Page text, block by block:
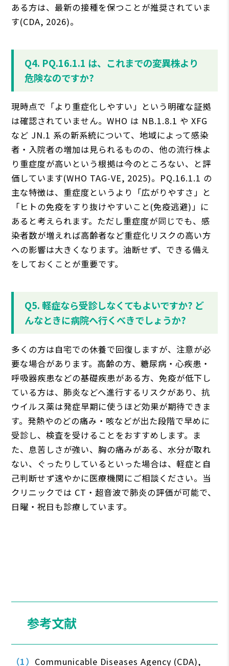
ある方は、最新の接種を保つことが推奨されていま
す(CDA, 2026)。
Q4. PQ.16.1.1 は、これまでの変異株より
危険なのですか?
現時点で「より重症化しやすい」という明確な証拠
は確認されていません。WHO は NB.1.8.1 や XFG
など JN.1 系の新系統について、地域によって感染
者・入院者の増加は見られるものの、他の流行株よ
り重症度が高いという根拠は今のところない、と評
価しています(WHO TAG-VE, 2025)。PQ.16.1.1 の
主な特徴は、重症度というより「広がりやすさ」と
「ヒトの免疫をすり抜けやすいこと(免疫逃避)」に
あると考えられます。ただし重症度が同じでも、感
染者数が増えれば高齢者など重症化リスクの高い方
への影響は大きくなります。油断せず、できる備え
をしておくことが重要です。
Q5. 軽症なら受診しなくてもよいですか? ど
んなときに病院へ行くべきでしょうか?
多くの方は自宅での休養で回復しますが、注意が必
要な場合があります。高齢の方、糖尿病・心疾患・
呼吸器疾患などの基礎疾患がある方、免疫が低下し
ている方は、肺炎などへ進行するリスクがあり、抗
ウイルス薬は発症早期に使うほど効果が期待できま
す。発熱やのどの痛み・咳などが出た段階で早めに
受診し、検査を受けることをおすすめします。ま
た、息苦しさが強い、胸の痛みがある、水分が取れ
ない、ぐったりしているといった場合は、軽症と自
己判断せず速やかに医療機関にご相談ください。当
クリニックでは CT・超音波で肺炎の評価が可能で、
日曜・祝日も診療しています。
参考文献
Communicable Diseases Agency (CDA),